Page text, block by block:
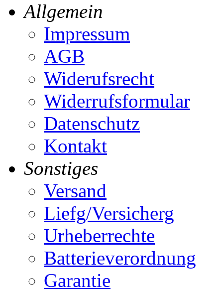
Allgemein
Impressum
AGB
Widerufsrecht
Widerrufsformular
Datenschutz
Kontakt
Sonstiges
Versand
Liefg/Versicherg
Urheberrechte
Batterieverordnung
Garantie